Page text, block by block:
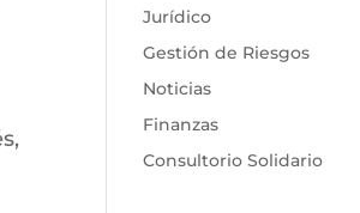
Jurídico
Gestión de Riesgos
Noticias
Finanzas
Consultorio Solidario